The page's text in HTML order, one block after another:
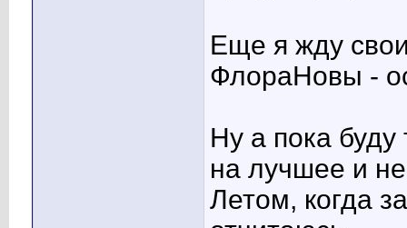
Еще я жду
ФлораНовы -
Ну а пока буду
на лучшее и
Летом, когда